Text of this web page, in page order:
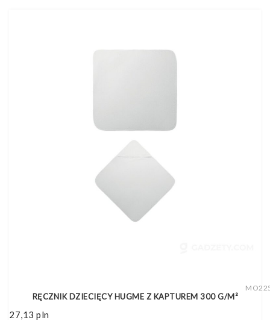
RĘCZNIK DZIECIĘCY HUGME Z KAPTUREM 300 G/M²
27,13 pln